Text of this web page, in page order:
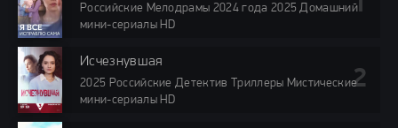
Российские Мелодрамы 2024 года 2025 Домашний
мини-сериалы HD
Исчезнувшая
2025 Российские Детектив Триллеры Мистические
мини-сериалы HD